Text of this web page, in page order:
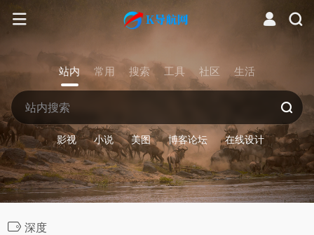
站内 常用 搜索 工具 社区 生活
影视 小说 美图 博客论坛 在线设计
深度